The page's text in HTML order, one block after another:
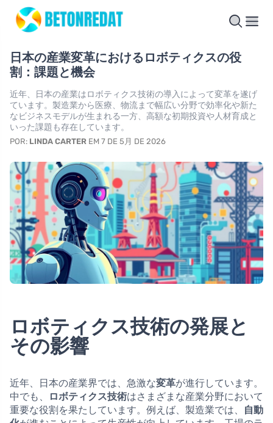
日本の産業変革におけるロボティクスの役
割：課題と機会
近年、日本の産業はロボティクス技術の導入によって変革を遂げ
ています。製造業から医療、物流まで幅広い分野で効率化や新た
なビジネスモデルが生まれる一方、高額な初期投資や人材育成と
いった課題も存在しています。
POR: LINDA CARTER EM 7 DE 5月 DE 2026
ロボティクス技術の発展と
その影響
近年、日本の産業界では、急激な変革が進行しています。
中でも、
ロボティクス技術はさまざまな産業分野において
重要な役割を果たしています。例えば、製造業では、
自動